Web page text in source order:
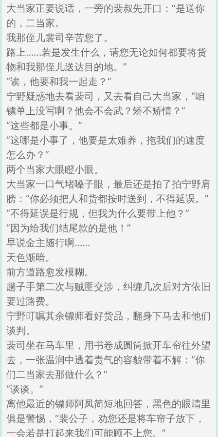
大当家正要说话，一旁的裴叔先开口：“是送你
的，二当家。
我那侄儿裴司辛苦您了。
路上……若是发生什么，请您无论如何都要将货
物和我那侄儿送达目的地。”
“诶，他要和我一起走？”
宁野疑惑地去看裴司，又去看自己大当家，“咱
镖单上没写啊？他会不会武？矫不矫情？”
“这些都是小事。”
“这哪是小事了，他要是太难养，拖我们的速度
怎么办？”
两个当家大眼瞪小眼。
大当家一口气堵嗓子眼，最后还是拍了拍宁野肩
膀：“你必须把人和货都按时送到，不得延误。”
“不得延误是行规，但我为什么要带上他？”
“因为给我们结尾款的是他！”
早说金主随行啊……
天色渐暗。
前方道路愈发模糊。
趟子手第二次与贼匪交涉，纠缠几次后对方依旧
要过路费。
宁野叮嘱其余镖师看好货品，翻身下马去和他们
谈判。
裴司坐在马车里，用书卷成圆筒掀开车帘往外望
去，一张温润中透着贵气的容貌带着不解：“你
们二当家去那做什么？”
“谈谈。”
离他最近的镖师阿凤简短地回答，黑色的眼睛里
俱是警惕，“裴公子，劝您还是将车帘子放下，
一会若是打起来我们可能顾不上您。”